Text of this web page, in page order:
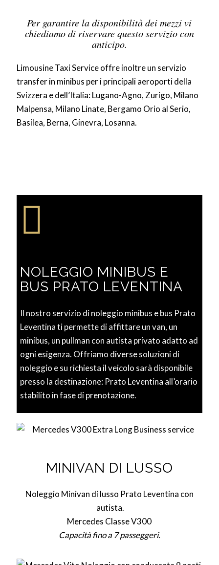
Per garantire la disponibilità dei mezzi vi
chiediamo di riservare questo servizio con
anticipo.
Limousine Taxi Service offre inoltre un servizio
transfer in minibus per i principali aeroporti della
Svizzera e dell’Italia: Lugano-Agno, Zurigo, Milano
Malpensa, Milano Linate, Bergamo Orio al Serio,
Basilea, Berna, Ginevra, Losanna.
NOLEGGIO MINIBUS E
BUS PRATO LEVENTINA
Il nostro servizio di noleggio minibus e bus Prato
Leventina ti permette di affittare un van, un
minibus, un pullman con autista privato adatto ad
ogni esigenza. Offriamo diverse soluzioni di
noleggio e su richiesta il veicolo sarà disponibile
presso la destinazione: Prato Leventina all’orario
stabilito in fase di prenotazione.
MINIVAN DI LUSSO
Noleggio Minivan di lusso Prato Leventina con
autista.
Mercedes Classe V300
Capacità fino a 7 passeggeri.